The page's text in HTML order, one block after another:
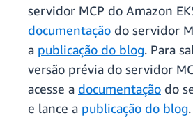
servidor MCP do Amazon
documentação do servidor
a publicação do blog. Para
versão prévia do servidor
acesse a documentação do
e lance a publicação do blog.